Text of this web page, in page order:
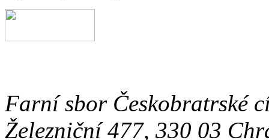
Farní sbor Českobratrské
Železniční 477, 330 03